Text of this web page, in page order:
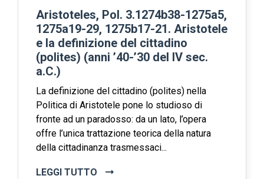
Aristoteles, Pol. 3.1274b38-1275a5,
1275a19-29, 1275b17-21. Aristotele
e la definizione del cittadino
(polites) (anni ’40-’30 del IV sec.
a.C.)
La definizione del cittadino (polites) nella
Politica di Aristotele pone lo studioso di
fronte ad un paradosso: da un lato, l’opera
offre l’unica trattazione teorica della natura
della cittadinanza trasmessaci...
LEGGI TUTTO